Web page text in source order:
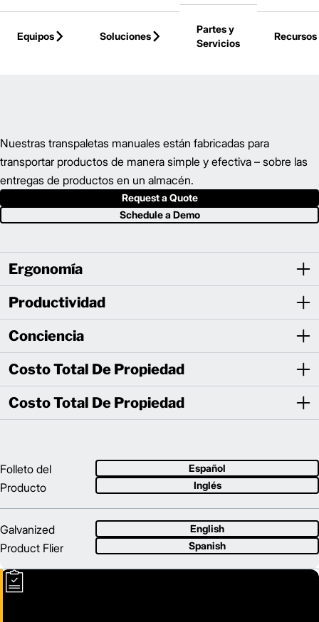
Skip to Main Content
Equipos
Soluciones
Partes y
Servicios
Recursos
Nuestras transpaletas manuales están fabricadas para
transportar productos de manera simple y efectiva – sobre las
entregas de productos en un almacén.
Request a Quote
Schedule a Demo
Ergonomía
Productividad
Conciencia
Costo Total De Propiedad
Costo Total De Propiedad
Folleto del
Producto
Español
Inglés
Galvanized
Product Flier
English
Spanish